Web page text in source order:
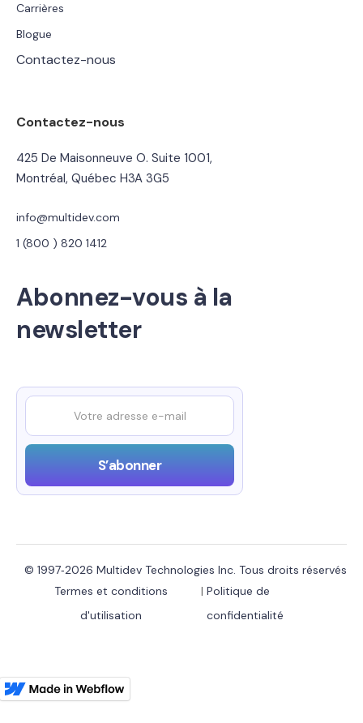
Carrières
Blogue
Contactez-nous
Contactez-nous
425 De Maisonneuve O. Suite 1001,
Montréal, Québec H3A 3G5
info@multidev.com
1 (800 ) 820 1412
Abonnez-vous à la
newsletter
© 1997‑2026 Multidev Technologies Inc. Tous droits réservés
Termes et conditions
d'utilisation
| Politique de
confidentialité